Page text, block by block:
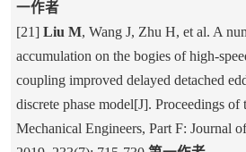
一作者
[21] Liu M, Wang J, Zhu H, et al. A
accumulation on the bogies of high-
coupling improved delayed detached
discrete phase model[J]. Proceedings
Mechanical Engineers, Part F: Journal